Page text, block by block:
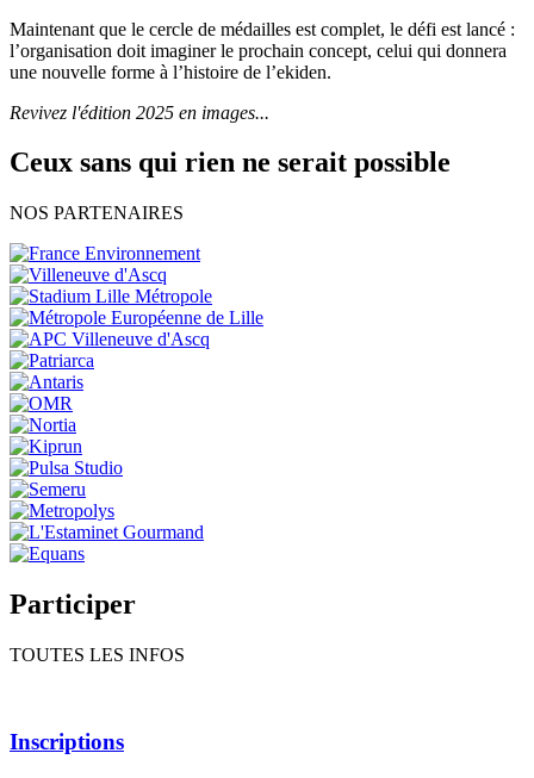
Maintenant que le cercle de médailles est complet, le défi est lancé :
l’organisation doit imaginer le prochain concept, celui qui donnera
une nouvelle forme à l’histoire de l’ekiden.
Revivez l'édition 2025 en images...
Ceux sans qui rien ne serait possible
NOS PARTENAIRES
Participer
TOUTES LES INFOS
Inscriptions